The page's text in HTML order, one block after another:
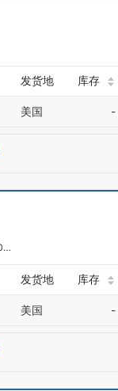
发货地 库存
美国 -
AMP%20%20%20%20%20%20%20%20%20%20%20%20%20%20%20%20%20%20%20%20%20%20%20%20%20%20%20
发货地 库存
美国 -